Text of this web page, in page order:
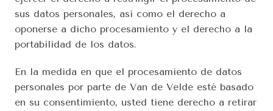
sus datos personales, así como el derecho a
oponerse a dicho procesamiento y el derecho a la
portabilidad de los datos.
En la medida en que el procesamiento de datos
personales por parte de Van de Velde esté basado
en su consentimiento, usted tiene derecho a retirar